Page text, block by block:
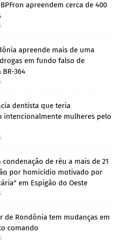
BPFron apreendem cerca de 400
apreende mais de uma
em fundo falso de
364
dentista que teria
intencionalmente mulheres pelo
condenação de réu a mais de 21
por homicídio motivado por
em Espigão do Oeste
de Rondônia tem mudanças em
comando